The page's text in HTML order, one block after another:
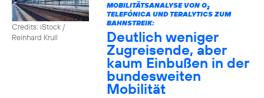
Credits: iStock /
Reinhard Krull
MOBILITÄTSANALYSE VON O2
TELEFÓNICA UND TERALYTICS ZUM
BAHNSTREIK:
Deutlich weniger
Zugreisende, aber
kaum Einbußen in der
bundesweiten
Mobilität